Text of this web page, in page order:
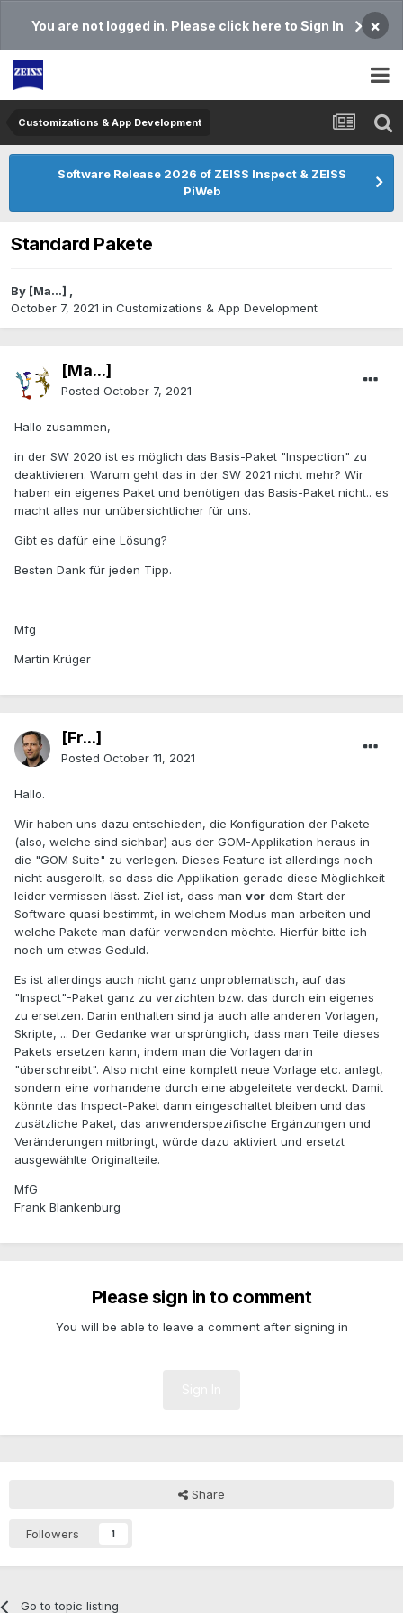
You are not logged in. Please click here to Sign In ×
Customizations & App Development
Software Release 2026 of ZEISS Inspect & ZEISS
PiWeb
Standard Pakete
By [Ma...] ,
October 7, 2021 in Customizations & App Development
[Ma...]
Posted October 7, 2021
Hallo zusammen,
in der SW 2020 ist es möglich das Basis-Paket "Inspection" zu
deaktivieren. Warum geht das in der SW 2021 nicht mehr? Wir
haben ein eigenes Paket und benötigen das Basis-Paket nicht.. es
macht alles nur unübersichtlicher für uns.
Gibt es dafür eine Lösung?
Besten Dank für jeden Tipp.
Mfg
Martin Krüger
[Fr...]
Posted October 11, 2021
Hallo.
Wir haben uns dazu entschieden, die Konfiguration der Pakete
(also, welche sind sichbar) aus der GOM-Applikation heraus in
die "GOM Suite" zu verlegen. Dieses Feature ist allerdings noch
nicht ausgerollt, so dass die Applikation gerade diese Möglichkeit
leider vermissen lässt. Ziel ist, dass man vor dem Start der
Software quasi bestimmt, in welchem Modus man arbeiten und
welche Pakete man dafür verwenden möchte. Hierfür bitte ich
noch um etwas Geduld.
Es ist allerdings auch nicht ganz unproblematisch, auf das
"Inspect"-Paket ganz zu verzichten bzw. das durch ein eigenes
zu ersetzen. Darin enthalten sind ja auch alle anderen Vorlagen,
Skripte, ... Der Gedanke war ursprünglich, dass man Teile dieses
Pakets ersetzen kann, indem man die Vorlagen darin
"überschreibt". Also nicht eine komplett neue Vorlage etc. anlegt,
sondern eine vorhandene durch eine abgeleitete verdeckt. Damit
könnte das Inspect-Paket dann eingeschaltet bleiben und das
zusätzliche Paket, das anwenderspezifische Ergänzungen und
Veränderungen mitbringt, würde dazu aktiviert und ersetzt
ausgewählte Originalteile.
MfG
Frank Blankenburg
Please sign in to comment
You will be able to leave a comment after signing in
Share
Followers 1
Go to topic listing